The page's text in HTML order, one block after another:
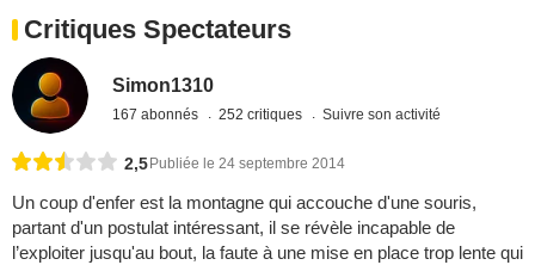
Critiques Spectateurs
Simon1310
167 abonnés 252 critiques Suivre son activité
2,5 Publiée le 24 septembre 2014
Un coup d'enfer est la montagne qui accouche d'une souris,
partant d'un postulat intéressant, il se révèle incapable de
l’exploiter jusqu'au bout, la faute à une mise en place trop lente qui